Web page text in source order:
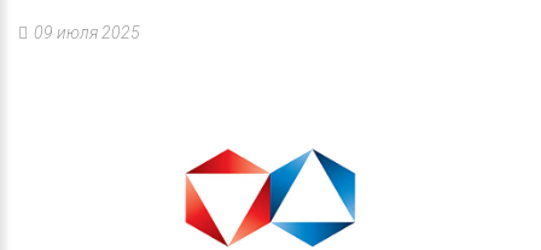
09 июля 2025